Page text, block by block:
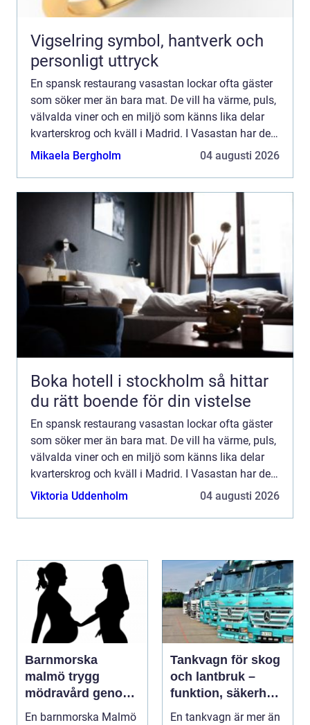
Vigselring symbol, hantverk och
personligt uttryck
En spansk restaurang vasastan lockar ofta gäster
som söker mer än bara mat. De vill ha värme, puls,
välvalda viner och en miljö som känns lika delar
kvarterskrog och kväll i Madrid. I Vasastan har den
här typen av restauranger blivit en självklar del...
Mikaela Bergholm 04 augusti 2026
Boka hotell i stockholm så hittar
du rätt boende för din vistelse
En spansk restaurang vasastan lockar ofta gäster
som söker mer än bara mat. De vill ha värme, puls,
välvalda viner och en miljö som känns lika delar
kvarterskrog och kväll i Madrid. I Vasastan har den
här typen av restauranger blivit en självklar del...
Viktoria Uddenholm 04 augusti 2026
Barnmorska
malmö trygg
mödravård genom
hela livet
En barnmorska Malmö
Tankvagn för skog
och lantbruk –
funktion, säkerhet
och smarta val
En tankvagn är mer än